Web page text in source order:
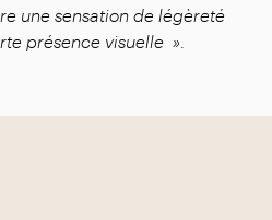
une sensation de légèreté
présence visuelle »